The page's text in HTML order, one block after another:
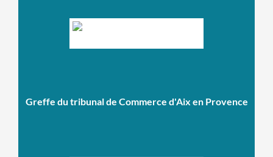
Greffe du tribunal de Commerce d'Aix en Provence